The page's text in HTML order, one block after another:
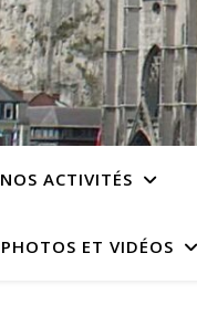
NOS ACTIVITÉS
PHOTOS ET VIDÉOS